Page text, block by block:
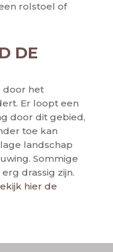
rolstoel of
DE
het
Er loopt een
door dit gebied,
toe kan
landschap
Sommige
drassig zijn.
hier de